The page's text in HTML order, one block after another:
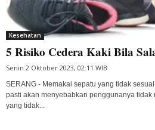
Kesehatan
5 Risiko Cedera Kaki Bila
Senin 2 Oktober 2023, 02:11 WIB
SERANG - Memakai sepatu yang tidak
pasti akan menyebabkan penggunanya tidak
yang tidak...